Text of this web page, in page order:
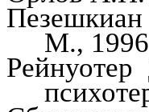
Пезешкиан
М., 1996
Рейнуотер